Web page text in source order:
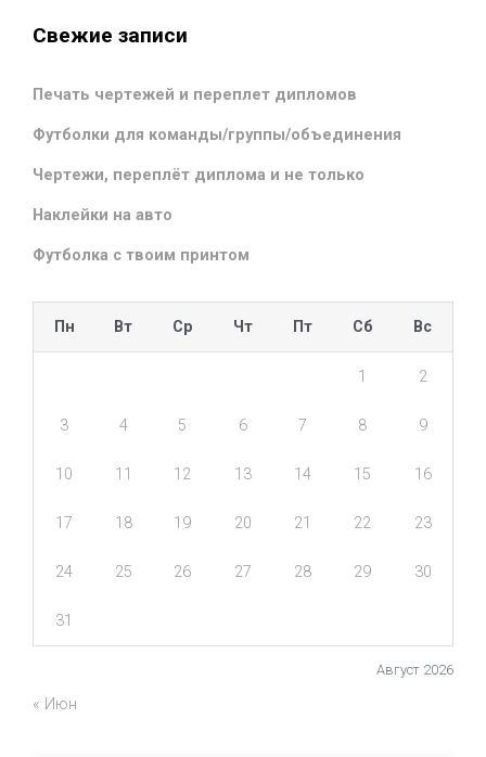
Свежие записи
Печать чертежей и переплет дипломов
Футболки для команды/группы/объединения
Чертежи, переплёт диплома и не только
Наклейки на авто
Футболка с твоим принтом
Август 2026
Пн Вт Ср Чт Пт Сб Вс
1 2
3 4 5 6 7 8 9
10 11 12 13 14 15 16
17 18 19 20 21 22 23
24 25 26 27 28 29 30
31
« Июн